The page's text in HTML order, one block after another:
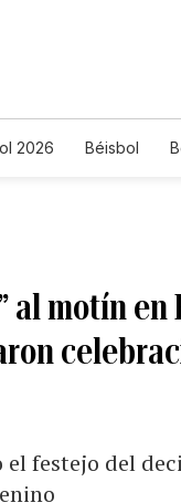
2026 Béisbol
al motín
el festejo del